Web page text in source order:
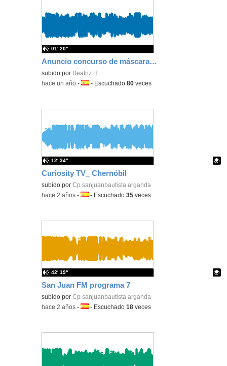
Anuncio concurso de máscaras carnaval
subido por Beatriz H.
01′ 20″
-hace un año -Idioma:
- Escuchado80 veces
Curiosity TV_ Chernóbil
Contenido educativo.
subido porCp sanjuanbautista arganda
12′ 34″
-hace 2 años -Idioma:
- Escuchado35 veces
San Juan FM programa 7
Contenido educativo.
subido porCp sanjuanbautista arganda
42′ 19″
-hace 2 años -Idioma:
- Escuchado18 veces